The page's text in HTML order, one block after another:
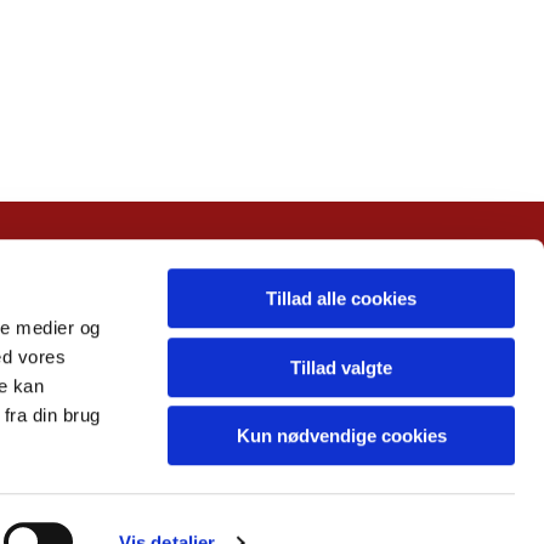
medier og
vores
kan
din brug
Tillad alle cookies
Tillad valgte
Kun nødvendige cookies